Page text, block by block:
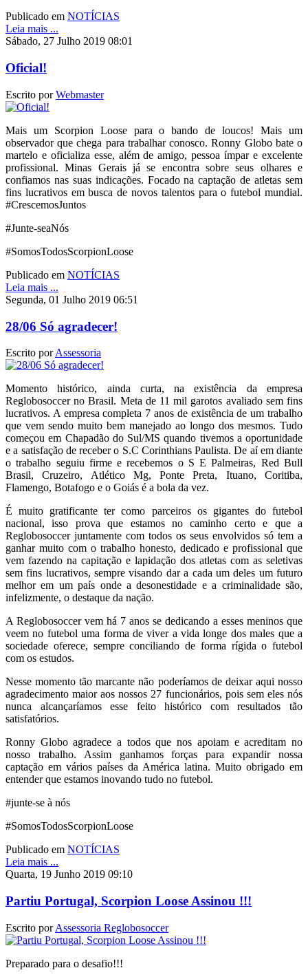
Publicado em NOTÍCIAS
Leia mais ...
Sábado, 27 Julho 2019 08:01
Oficial!
Escrito porWebmaster
Mais um Scorpion Loose para o bando de loucos! Mais um
observador que chega para trabalhar conosco. Ronny Globo bate o
martelo e oficializa esse, além de amigo, pessoa ímpar e excelente
profissional. Minas Gerais já se encontra sobre seus olhares e
confiamos nas suas indicações. Focado na captação de atletas sem
fins lucrativos em busca de novos talentos para o futebol mundial.
#CrescemosJuntos
#Junte-seaNós
#SomosTodosScorpionLoose
Publicado em NOTÍCIAS
Leia mais ...
Segunda, 01 Julho 2019 06:51
28/06 Só agradecer!
Escrito porAssessoria
Momento histórico, ainda curta, na existência da empresa
Reglobosoccer no Brasil. Meta de 11 mil garotos avaliado sem fins
lucrativos. A empresa completa 7 anos de existência de um trabalho
que vem sendo muito bem manejado ao longo dos mesmos. Tudo
começou em Chapadão do Sul/MS quando tivemos a oportunidade
e a satisfação de receber o S.C Corinthians Paulista. De aí em diante
o trabalho seguiu firme e recebemos o S E Palmeiras, Red Bull
Brasil, Cruzeiro, Atlético Mg, Ponte Preta, Ituano, Coritiba,
Flamengo, Botafogo e o Goiás é a bola da vez.
É muito gratificante ter como parceiros os gigantes do futebol
nacional, isso prova que estamos no caminho certo e que a
Reglobosoccer juntamente com todos os seus envolvidos só tem a
ganhar muito com o trabalho honesto, dedicado e profissional que
vem fazendo na capitação e lapidação dos atletas com as seletivas
sem fins lucrativos, sempre visando dar a cada um deles um futuro
melhor em um país onde a desonestidade e a criminalidade são,
infelizmente, o destaque da nação.
A Reglobosoccer vem há 7 anos se dedicando a esses meninos que
veem no futebol uma forma de viver a vida longe dos males que a
sociedade oferece, sempre conciliando de forma rígida o futebol
com os estudos.
Nesse momento tão marcante não poderíamos de deixar aqui nosso
agradecimento maior aos nossos 27 funcionários, pois sem eles nós
nunca alcançaríamos esse feito histórico com resultados tão
satisfatórios.
Ronny Globo agradece a todos que nos apoiam e acreditam no
nosso trabalho. Assim ganhamos forças para expandir nossa
captação em vários países da América latina. Muito obrigado em
entender que estamos inovando tudo no futebol.
#junte-se à nós
#SomosTodosScorpionLoose
Publicado em NOTÍCIAS
Leia mais ...
Quarta, 19 Junho 2019 09:10
Partiu Portugal, Scorpion Loose Assinou !!!
Escrito porAssessoria Reglobosoccer
Preparado para o desafio!!!